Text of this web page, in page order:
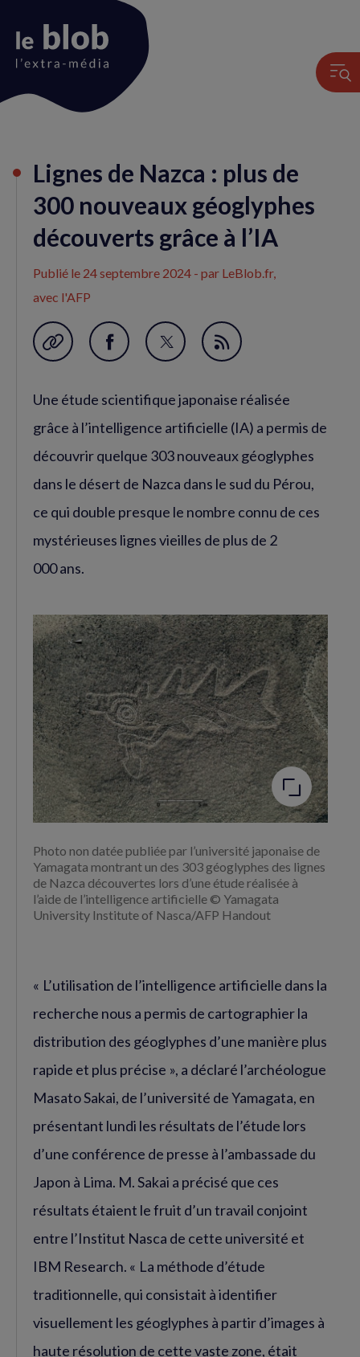
du
Lignes de Nazca : plus de
300 nouveaux géoglyphes
découverts grâce à l’IA
Publié le 24 septembre 2024 - par LeBlob.fr,
avec l'AFP
Garder en favori
Partager
Facebook
(nouvelle
fenêtre)
Partager
Twitter
(nouvelle
fenêtre)
Flux
Une étude scientifique japonaise réalisée
grâce à l’intelligence artificielle (IA) a permis de
découvrir quelque 303 nouveaux géoglyphes
dans le désert de Nazca dans le sud du Pérou,
ce qui double presque le nombre connu de ces
mystérieuses lignes vieilles de plus de 2
000 ans.
Agrandir
l'image
Photo non datée publiée par l’université japonaise de
Yamagata montrant un des 303 géoglyphes des lignes
de Nazca découvertes lors d’une étude réalisée à
l’aide de l’intelligence artificielle © Yamagata
University Institute of Nasca/AFP Handout
« L’utilisation de l’intelligence artificielle dans la
recherche nous a permis de cartographier la
distribution des géoglyphes d’une manière plus
rapide et plus précise », a déclaré l’archéologue
Masato Sakai, de l’université de Yamagata, en
présentant lundi les résultats de l’étude lors
d’une conférence de presse à l’ambassade du
Japon à Lima. M. Sakai a précisé que ces
résultats étaient le fruit d’un travail conjoint
entre l’Institut Nasca de cette université et
IBM Research. « La méthode d’étude
traditionnelle, qui consistait à identifier
visuellement les géoglyphes à partir d’images à
haute résolution de cette vaste zone, était